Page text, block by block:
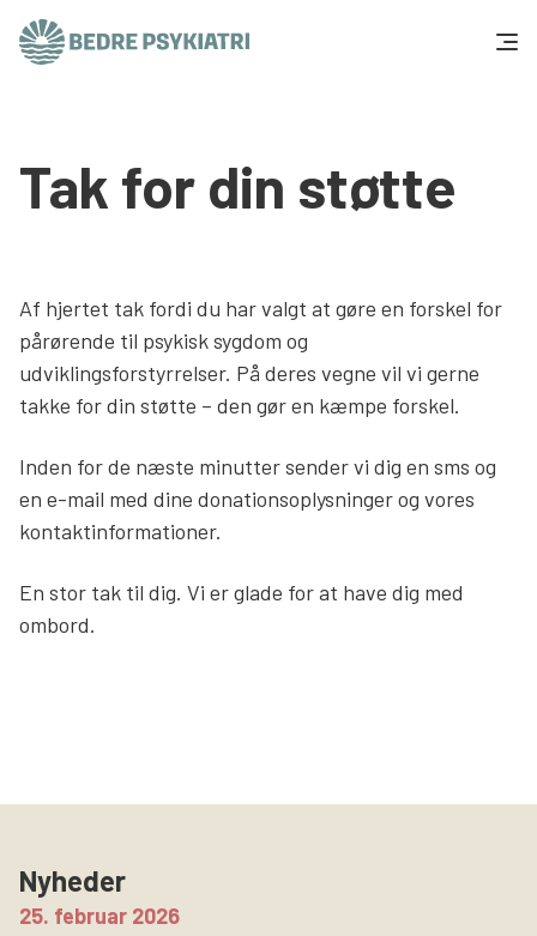
Tal og fakta
Vær med
Presse og politik
Støt os
Tak for din støtte
Af hjertet tak fordi du har valgt at gøre en forskel for
pårørende til psykisk sygdom og
udviklingsforstyrrelser. På deres vegne vil vi gerne
takke for din støtte – den gør en kæmpe forskel.
Inden for de næste minutter sender vi dig en sms og
en e-mail med dine donationsoplysninger og vores
kontaktinformationer.
En stor tak til dig. Vi er glade for at have dig med
ombord.
Nyheder
25. februar 2026